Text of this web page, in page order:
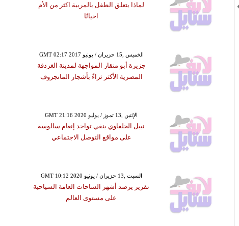
لماذا يتعلق الطفل بالمربية اكثر من الأم
احيانًا
GMT 02:17 2017 الخميس ,15 حزيران / يونيو
جزيرة أبو منقار المواجهة لمدينة الغردقة
المصرية الأكثر ثراءً بأشجار المانجروف
GMT 21:16 2020 الإثنين ,13 تموز / يوليو
نبيل الحلفاوي ينفي تواجد إنعام سالوسة
على مواقع التوصل الاجتماعي
GMT 10:12 2020 السبت ,13 حزيران / يونيو
تقرير يرصد أشهر الساحات العامة السياحية
على مستوى العالم